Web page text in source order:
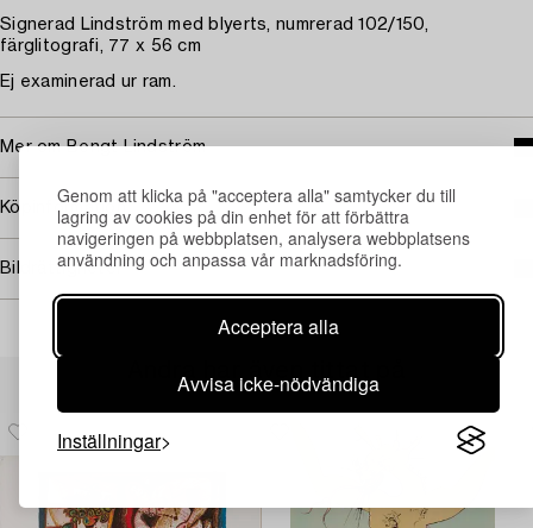
Genom att klicka på "acceptera alla" samtycker du till
lagring av cookies på din enhet för att förbättra
navigeringen på webbplatsen, analysera webbplatsens
användning och anpassa vår marknadsföring.
Acceptera alla
Avvisa icke-nödvändiga
Inställningar
Signerad Lindström med blyerts, numrerad 102/150,
färglitografi, 77 x 56 cm
Ej examinerad ur ram.
Mer om Bengt Lindström
Köpinformation
Bildrättigheter
Andra har även tittat på